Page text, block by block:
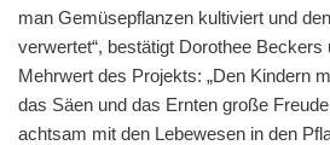
man Gemüsepflanzen kultiviert und
verwertet“, bestätigt Dorothee Beckers
Mehrwert des Projekts: „Den Kindern
das Säen und das Ernten große
achtsam mit den Lebewesen in den